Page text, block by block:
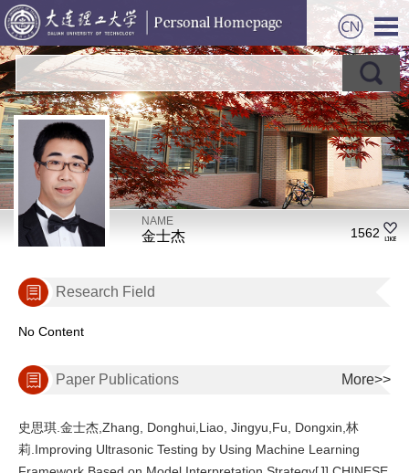
NAME
金士杰 1562
Research Field
No Content
Paper Publications More>>
史思琪.金士杰,Zhang, Donghui,Liao, Jingyu,Fu, Dongxin,林
莉.Improving Ultrasonic Testing by Using Machine Learning